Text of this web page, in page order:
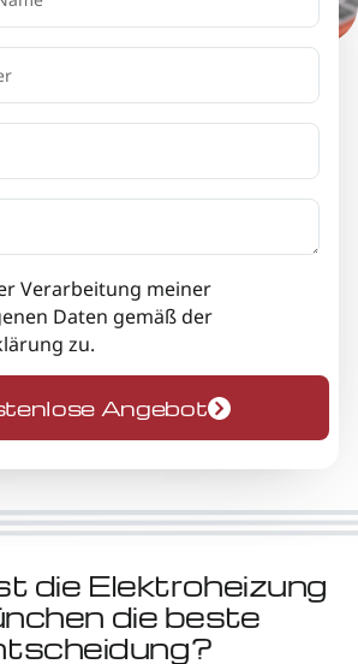
Verarbeitung meiner
Daten gemäß der
zu.
Angebot
die Elektroheizung
die beste